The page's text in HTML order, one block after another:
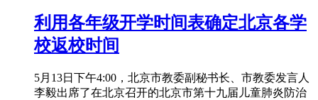
利用各年级开学时间表确定北京各学
校返校时间
5月13日下午4:00，北京市教委副秘书长、市教委发言人
李毅出席了在北京召开的北京市第十九届儿童肺炎防治